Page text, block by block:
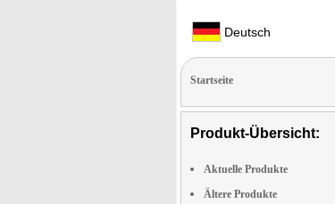
Deutsch
Startseite
Produkt-Übersicht:
Aktuelle Produkte
Ältere Produkte